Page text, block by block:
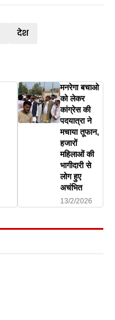
देश
मनरेगा बचाओ
को लेकर
कांग्रेस की
पदयात्रा ने
मचाया तूफान,
हजारों
महिलाओं की
भागीदारी से
लोग हुए
अचंभित
13/2/2026